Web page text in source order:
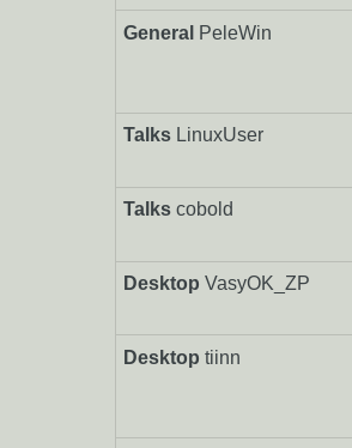
General PeleWin
Talks LinuxUser
Talks cobold
Desktop VasyOK_ZP
Desktop tiinn